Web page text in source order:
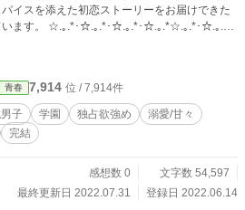
イスを添えた初恋ストーリーをお届けできた
います。 ☆.｡.*･☆.｡.*･☆.｡.*･☆.｡.*☆.｡.*･☆.｡.*･
ゆたう君に』の続編です。 ◆本文、画像
青春 7,914 位 / 7,914件
子 学園 独占欲強め
溺愛/甘々
完結
感想数 0
文字数 54,597
最終更新日 2022.07.31
登録日 2022.06.14